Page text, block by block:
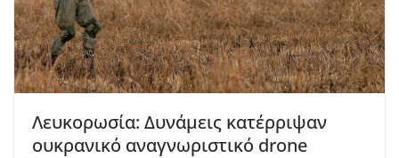
Λευκορωσία: Δυνάμεις κατέρριψαν
ουκρανικό αναγνωριστικό drone